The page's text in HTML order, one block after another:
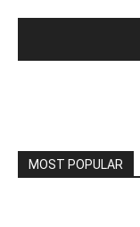
MOST POPULAR